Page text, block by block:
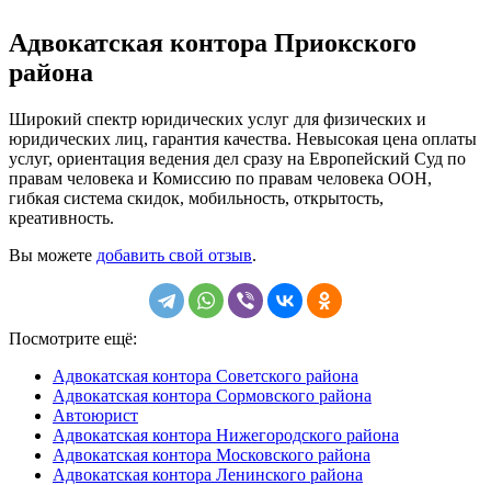
Адвокатская контора Приокского
района
Широкий спектр юридических услуг для физических и
юридических лиц, гарантия качества. Невысокая цена оплаты
услуг, ориентация ведения дел сразу на Европейский Суд по
правам человека и Комиссию по правам человека ООН,
гибкая система скидок, мобильность, открытость,
креативность.
Вы можете добавить свой отзыв.
Посмотрите ещё:
Адвокатская контора Советского района
Адвокатская контора Сормовского района
Автоюрист
Адвокатская контора Нижегородского района
Адвокатская контора Московского района
Адвокатская контора Ленинского района